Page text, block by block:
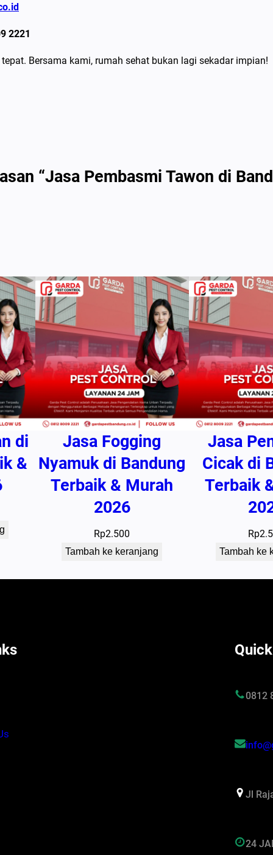
2221
Bersama kami, rumah sehat bukan lagi sekadar impian!
“Jasa Pembasmi Tawon di
di
&
Jasa Fogging
Nyamuk di Bandung
Terbaik & Murah
2026
Rp2.500
Tambah ke keranjang
Jasa
Cicak di
Terbaik
Rp
Tambah ke
0812
Jl
24